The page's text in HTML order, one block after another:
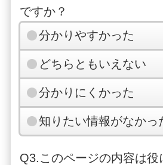
ですか？
分かりやすかった
どちらともいえない
分かりにくかった
知りたい情報がなかっ
Q3.このページの内容は役